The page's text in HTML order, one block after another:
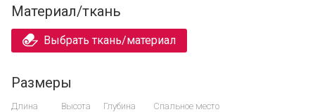
Материал/ткань
Выбрать ткань/материал
Размеры
Длина Высота Глубина Спальное место